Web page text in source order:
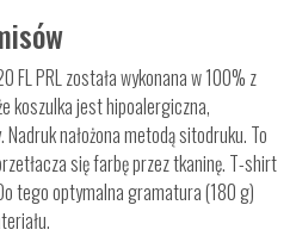
FL PRL została wykonana w 100% z
koszulka jest hipoalergiczna,
nałożona metodą sitodruku. To
się farbę przez tkaninę. T-shirt
tego optymalna gramatura (180 g)